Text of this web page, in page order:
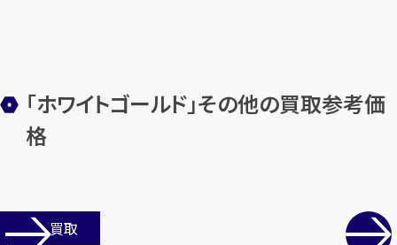
「ホワイトゴールド」その他の買取参考価
格
店舗買取